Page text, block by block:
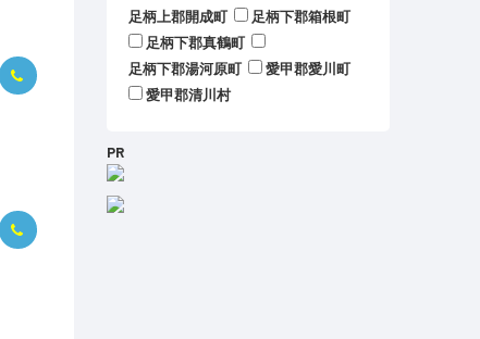
足柄上郡開成町
足柄下郡箱根町
足柄下郡真鶴町
足柄下郡湯河原町
愛甲郡愛川町
愛甲郡清川村
PR